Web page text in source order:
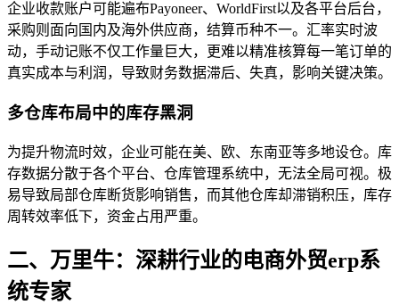
企业收款账户可能遍布Payoneer、WorldFirst以及各平台后台，
采购则面向国内及海外供应商，结算币种不一。汇率实时波
动，手动记账不仅工作量巨大，更难以精准核算每一笔订单的
真实成本与利润，导致财务数据滞后、失真，影响关键决策。
多仓库布局中的库存黑洞
为提升物流时效，企业可能在美、欧、东南亚等多地设仓。库
存数据分散于各个平台、仓库管理系统中，无法全局可视。极
易导致局部仓库断货影响销售，而其他仓库却滞销积压，库存
周转效率低下，资金占用严重。
二、万里牛：深耕行业的电商外贸erp系
统专家